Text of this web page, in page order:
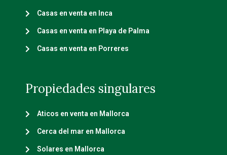
Casas en venta en Inca
Casas en venta en Playa de Palma
Casas en venta en Porreres
Propiedades singulares
Aticos en venta en Mallorca
Cerca del mar en Mallorca
Solares en Mallorca